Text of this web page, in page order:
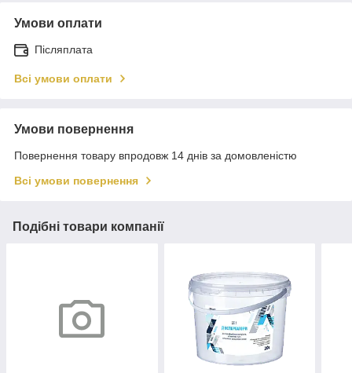
Умови оплати
Післяплата
Всі умови оплати
Умови повернення
Повернення товару впродовж 14 днів за домовленістю
Всі умови повернення
Подібні товари компанії